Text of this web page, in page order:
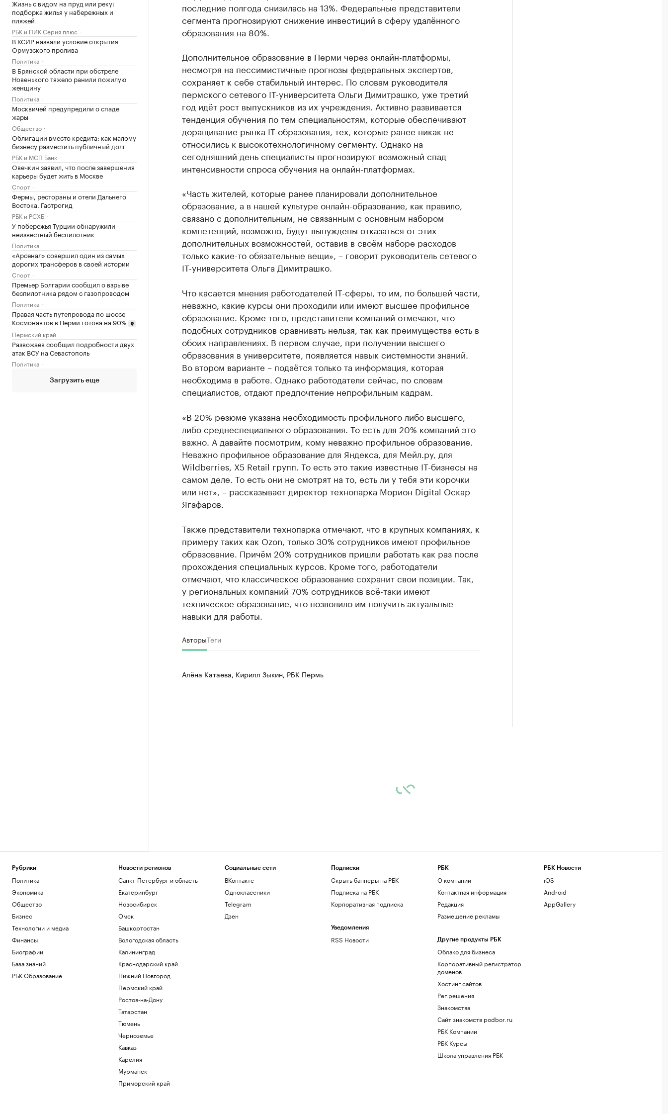
Жизнь с видом на пруд или реку:
подборка жилья у набережных и
пляжей
РБК и ПИК Серия плюс
В КСИР назвали условие открытия
Ормузского пролива
Политика
В Брянской области при обстреле
Новенького тяжело ранили пожилую
женщину
Политика
Москвичей предупредили о спаде
жары
Общество
Облигации вместо кредита: как малому
бизнесу разместить публичный долг
РБК и МСП Банк
Овечкин заявил, что после завершения
карьеры будет жить в Москве
Спорт
Фермы, рестораны и отели Дальнего
Востока. Гастрогид
РБК и РСХБ
У побережья Турции обнаружили
неизвестный беспилотник
Политика
«Арсенал» совершил один из самых
дорогих трансферов в своей истории
Спорт
Премьер Болгарии сообщил о взрыве
беспилотника рядом с газопроводом
Политика
Правая часть путепровода по шоссе
Космонавтов в Перми готова на 90%
Пермский край
Развожаев сообщил подробности двух
атак ВСУ на Севастополь
Политика
Загрузить еще
последние полгода снизилась на 13%. Федеральные представители
сегмента прогнозируют снижение инвестиций в сферу удалённого
образования на 80%.
Дополнительное образование в Перми через онлайн-платформы,
несмотря на пессимистичные прогнозы федеральных экспертов,
сохраняет к себе стабильный интерес. По словам руководителя
пермского сетевого IT-университета Ольги Димитрашко, уже третий
год идёт рост выпускников из их учреждения. Активно развивается
тенденция обучения по тем специальностям, которые обеспечивают
доращивание рынка IT-образования, тех, которые ранее никак не
относились к высокотехнологичному сегменту. Однако на
сегодняшний день специалисты прогнозируют возможный спад
интенсивности спроса обучения на онлайн-платформах.
«Часть жителей, которые ранее планировали дополнительное
образование, а в нашей культуре онлайн-образование, как правило,
связано с дополнительным, не связанным с основным набором
компетенций, возможно, будут вынуждены отказаться от этих
дополнительных возможностей, оставив в своём наборе расходов
только какие-то обязательные вещи», – говорит руководитель сетевого
IT-университета Ольга Димитрашко.
Что касается мнения работодателей IT-сферы, то им, по большей части,
неважно, какие курсы они проходили или имеют высшее профильное
образование. Кроме того, представители компаний отмечают, что
подобных сотрудников сравнивать нельзя, так как преимущества есть в
обоих направлениях. В первом случае, при получении высшего
образования в университете, появляется навык системности знаний.
Во втором варианте – подаётся только та информация, которая
необходима в работе. Однако работодатели сейчас, по словам
специалистов, отдают предпочтение непрофильным кадрам.
«В 20% резюме указана необходимость профильного либо высшего,
либо среднеспециального образования. То есть для 20% компаний это
важно. А давайте посмотрим, кому неважно профильное образование.
Неважно профильное образование для Яндекса, для Мейл.ру, для
Wildberries, X5 Retail групп. То есть это такие известные IT-бизнесы на
самом деле. То есть они не смотрят на то, есть ли у тебя эти корочки
или нет», – рассказывает директор технопарка Морион Digital Оскар
Ягафаров.
Также представители технопарка отмечают, что в крупных компаниях, к
примеру таких как Ozon, только 30% сотрудников имеют профильное
образование. Причём 20% сотрудников пришли работать как раз после
прохождения специальных курсов. Кроме того, работодатели
отмечают, что классическое образование сохранит свои позиции. Так,
у региональных компаний 70% сотрудников всё-таки имеют
техническое образование, что позволило им получить актуальные
навыки для работы.
АвторыТеги
Алёна Катаева, Кирилл Зыкин, РБК Пермь
Рубрики
Политика
Экономика
Общество
Бизнес
Технологии и медиа
Финансы
Биографии
База знаний
РБК Образование
Новости регионов
Санкт-Петербург и область
Екатеринбург
Новосибирск
Омск
Башкортостан
Вологодская область
Калининград
Краснодарский край
Нижний Новгород
Пермский край
Ростов-на-Дону
Татарстан
Тюмень
Черноземье
Кавказ
Карелия
Мурманск
Приморский край
Социальные сети
ВКонтакте
Одноклассники
Telegram
Дзен
Подписки
Скрыть баннеры на РБК
Подписка на РБК
Корпоративная подписка
Уведомления
RSS Новости
РБК
О компании
Контактная информация
Редакция
Размещение рекламы
Другие продукты РБК
Облако для бизнеса
Корпоративный регистратор
доменов
Хостинг сайтов
Рег.решения
Знакомства
Сайт знакомств podbor.ru
РБК Компании
РБК Курсы
Школа управления РБК
РБК Новости
iOS
Android
AppGallery